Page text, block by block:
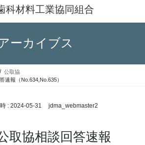
科材料工業協同組合
ーカイブス
公取協
速報（No.634,No.635）
: 2024-05-31 jdma_webmaster2
取協相談回答速報